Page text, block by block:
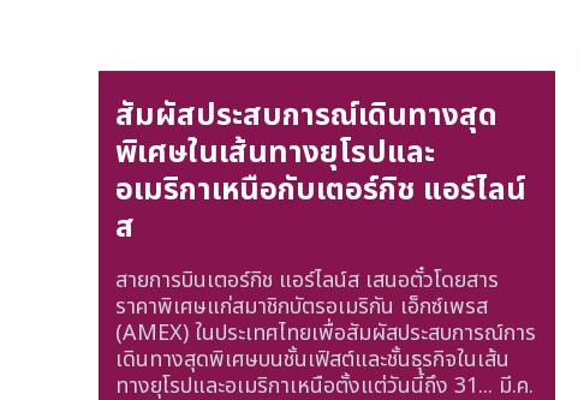
สัมผัสประสบการณ์เดินทางสุด
พิเศษในเส้นทางยุโรปและ
อเมริกาเหนือกับเตอร์กิช แอร์ไลน์
ส
สายการบินเตอร์กิช แอร์ไลน์ส เสนอตั๋วโดยสาร
ราคาพิเศษแก่สมาชิกบัตรอเมริกัน เอ็กซ์เพรส
(AMEX) ในประเทศไทยเพื่อสัมผัสประสบการณ์การ
เดินทางสุดพิเศษบนชั้นเฟิสต์และชั้นธุรกิจในเส้น
ทางยุโรปและอเมริกาเหนือตั้งแต่วันนี้ถึง 31... มี.ค.